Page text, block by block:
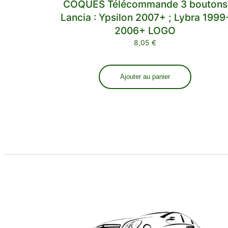
COQUES Télécommande 3 boutons
Lancia : Ypsilon 2007+ ; Lybra
2006+ LOGO
8,05€
Ajouter au panier